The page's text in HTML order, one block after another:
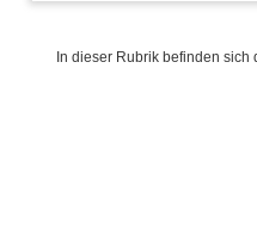
In dieser Rubrik befinden